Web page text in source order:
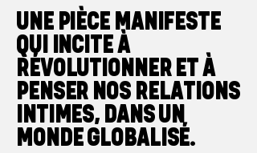
UNE PIÈCE MANIFESTE
QUI INCITE À
RÉVOLUTIONNER ET À
PENSER NOS RELATIONS
INTIMES, DANS UN
MONDE GLOBALISÉ.